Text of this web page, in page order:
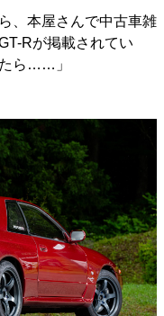
、本屋さんで中古車雑
Rが掲載されてい
ら……」